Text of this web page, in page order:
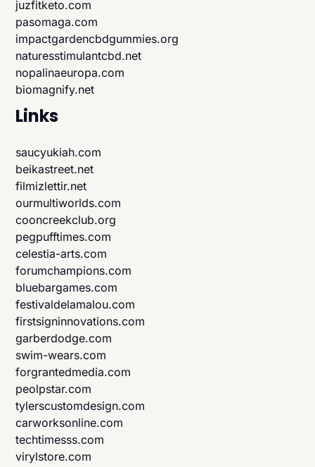
juzfitketo.com
pasomaga.com
impactgardencbdgummies.org
naturesstimulantcbd.net
nopalinaeuropa.com
biomagnify.net
Links
saucyukiah.com
beikastreet.net
filmizlettir.net
ourmultiworlds.com
cooncreekclub.org
pegpufftimes.com
celestia-arts.com
forumchampions.com
bluebargames.com
festivaldelamalou.com
firstsigninnovations.com
garberdodge.com
swim-wears.com
forgrantedmedia.com
peolpstar.com
tylerscustomdesign.com
carworksonline.com
techtimesss.com
virylstore.com